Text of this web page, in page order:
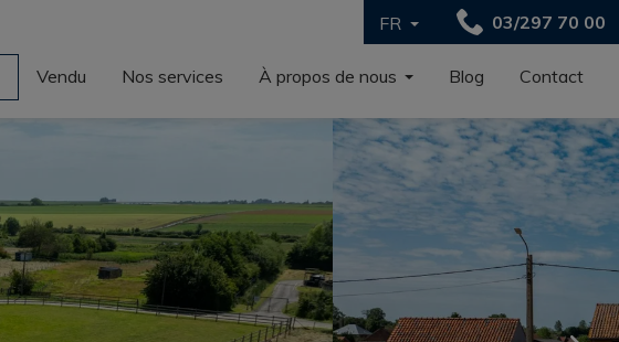
Vendu Nos services À propos de nous Blog Contact
FR 03/297 70 00